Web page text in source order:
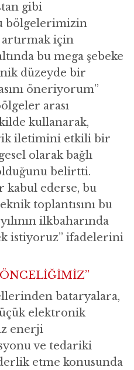
gibi
bölgelerimizin
için
bu mega şebeke
düzeyde bir
öneriyorum”
arası
kullanarak,
iletimini etkili bir
olarak bağlı
belirtti.
kabul ederse, bu
toplantısını bu
ilkbaharında
istiyoruz” ifadelerini
bataryalara,
elektronik
enerji
ve tedariki
etme konusunda